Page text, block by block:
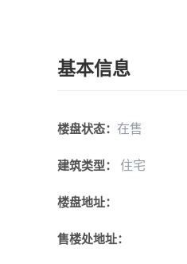
基本信息
楼盘状态： 在售
建筑类型： 住宅
楼盘地址：
售楼处地址：